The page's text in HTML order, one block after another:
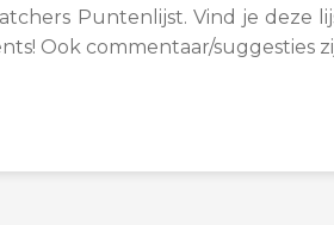
Puntenlijst. Vind je deze
Ook commentaar/suggesties